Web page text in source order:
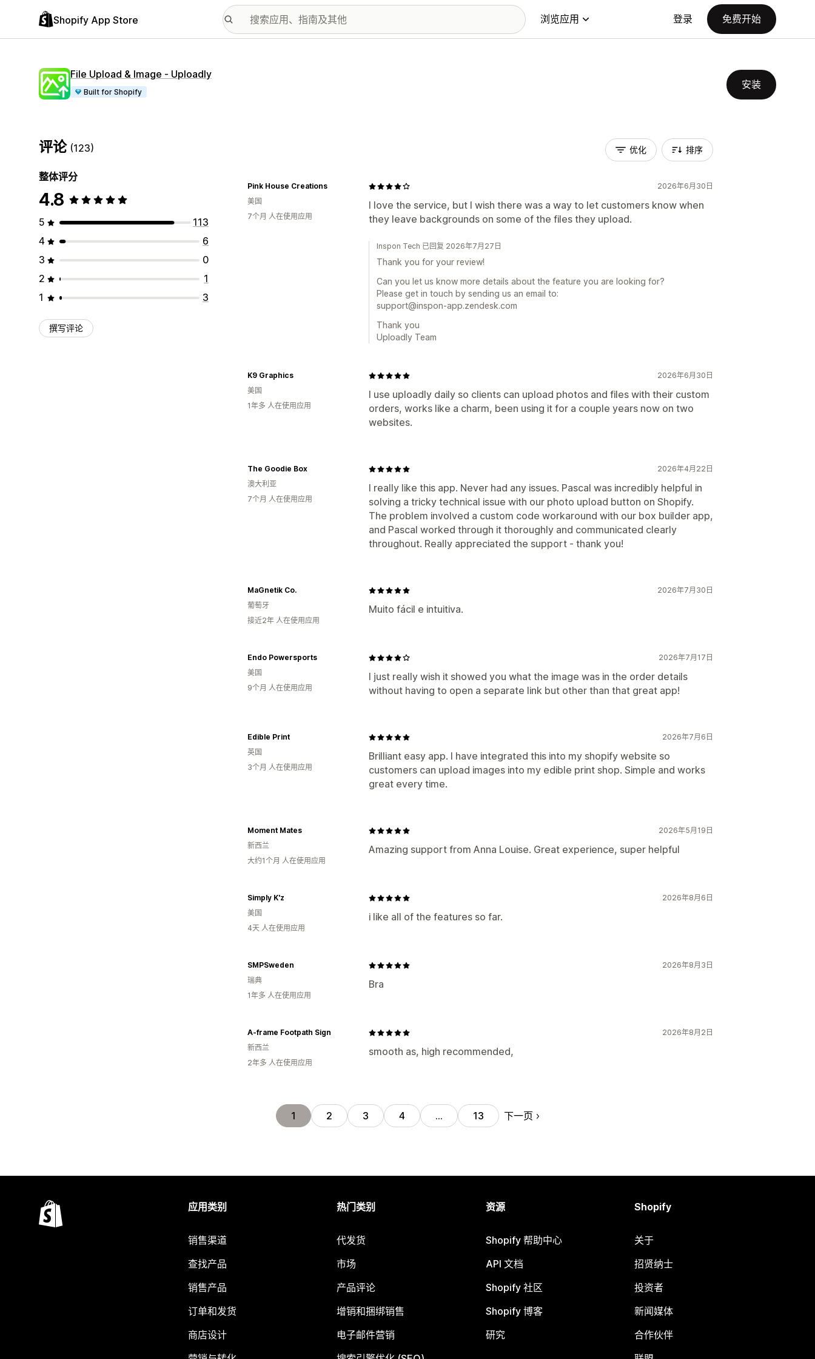
Shopify App Store 浏览应用 登录 免费开始
File Upload & Image ‑ Uploadly
Built for Shopify
安装
评论 (123)
整体评分
4.8
5
113
4
6
3
0
2
1
1
3
撰写评论
优化 排序
2026年6月30日
I love the service, but I wish there was a way to let customers know when
they leave backgrounds on some of the files they upload.
Pink House Creations
美国
7个月 人在使用应用
Inspon Tech 已回复 2026年7月27日
Thank you for your review!
Can you let us know more details about the feature you are looking for?
Please get in touch by sending us an email to:
support@inspon-app.zendesk.com
Thank you
Uploadly Team
2026年6月30日
I use uploadly daily so clients can upload photos and files with their custom
orders, works like a charm, been using it for a couple years now on two
websites.
K9 Graphics
美国
1年多 人在使用应用
2026年4月22日
I really like this app. Never had any issues. Pascal was incredibly helpful in
solving a tricky technical issue with our photo upload button on Shopify.
The problem involved a custom code workaround with our box builder app,
and Pascal worked through it thoroughly and communicated clearly
throughout. Really appreciated the support - thank you!
The Goodie Box
澳大利亚
7个月 人在使用应用
2026年7月30日
Muito fácil e intuitiva.
MaGnetik Co.
葡萄牙
接近2年 人在使用应用
2026年7月17日
I just really wish it showed you what the image was in the order details
without having to open a separate link but other than that great app!
Endo Powersports
美国
9个月 人在使用应用
2026年7月6日
Brilliant easy app. I have integrated this into my shopify website so
customers can upload images into my edible print shop. Simple and works
great every time.
Edible Print
英国
3个月 人在使用应用
2026年5月19日
Amazing support from Anna Louise. Great experience, super helpful
Moment Mates
新西兰
大约1个月 人在使用应用
2026年8月6日
i like all of the features so far.
Simply K'z
美国
4天 人在使用应用
2026年8月3日
Bra
SMPSweden
瑞典
1年多 人在使用应用
2026年8月2日
smooth as, high recommended,
A-frame Footpath Sign
新西兰
2年多 人在使用应用
1 2 3 4 … 13 下一页
应用类别
销售渠道
查找产品
销售产品
订单和发货
商店设计
热门类别
代发货
市场
产品评论
增销和捆绑销售
电子邮件营销
资源
Shopify 帮助中心
API 文档
Shopify 社区
Shopify 博客
研究
Shopify
关于
招贤纳士
投资者
新闻媒体
合作伙伴